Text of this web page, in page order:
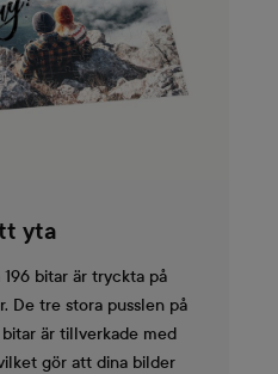
yta
bitar är tryckta på
De tre stora pusslen på
är tillverkade med
gör att dina bilder